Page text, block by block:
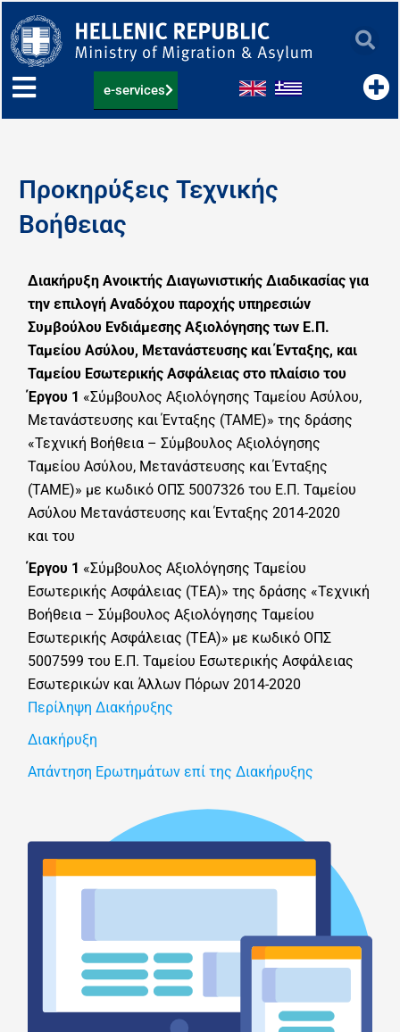
to
content
e-services
Προκηρύξεις Τεχνικής
Βοήθειας
Διακήρυξη Ανοικτής Διαγωνιστικής Διαδικασίας για
την επιλογή Αναδόχου παροχής υπηρεσιών
Συμβούλου Ενδιάμεσης Αξιολόγησης των Ε.Π.
Ταμείου Ασύλου, Μετανάστευσης και Ένταξης, και
Ταμείου Εσωτερικής Ασφάλειας στο πλαίσιο του
Έργου 1 «Σύμβουλος Αξιολόγησης Ταμείου Ασύλου,
Μετανάστευσης και Ένταξης (ΤΑΜΕ)» της δράσης
«Τεχνική Βοήθεια – Σύμβουλος Αξιολόγησης
Ταμείου Ασύλου, Μετανάστευσης και Ένταξης
(ΤΑΜΕ)» με κωδικό ΟΠΣ 5007326 του Ε.Π. Ταμείου
Ασύλου Μετανάστευσης και Ένταξης 2014-2020
και του
Έργου 1 «Σύμβουλος Αξιολόγησης Ταμείου
Εσωτερικής Ασφάλειας (ΤΕΑ)» της δράσης «Τεχνική
Βοήθεια – Σύμβουλος Αξιολόγησης Ταμείου
Εσωτερικής Ασφάλειας (ΤΕΑ)» με κωδικό ΟΠΣ
5007599 του Ε.Π. Ταμείου Εσωτερικής Ασφάλειας
Εσωτερικών και Άλλων Πόρων 2014-2020
Περίληψη Διακήρυξης
Διακήρυξη
Απάντηση Ερωτημάτων επί της Διακήρυξης